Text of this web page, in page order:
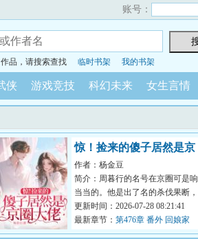
账号：
品，请搜索查找 临时书架 我的书架
侠 游戏竞技 科幻未来 女生言情
惊！捡来的傻子居然是京
圈大佬
作者：杨金豆
简介：周暮行的名号在京圈可是响
当当的。他是出了名的杀伐果断，
腹黑无情，在一众兄弟里面，优秀
到让人望...
更新时间：2026-07-28 08:21:41
最新章节： 第476章 番外 回娘家
（下）